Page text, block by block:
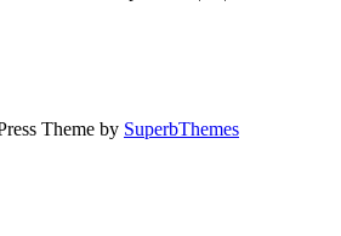
Theme by SuperbThemes